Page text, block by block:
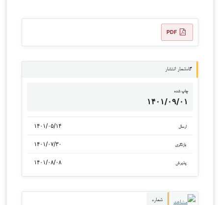
PDF
گاه‌شمار انتشار
چاپ شده
۱۴۰۱/۰۹/۰۱
ارسال ۱۴۰۱/۰۵/۱۴
بازنگری ۱۴۰۱/۰۷/۳۰
پذیرش ۱۴۰۱/۰۸/۰۸
شماره